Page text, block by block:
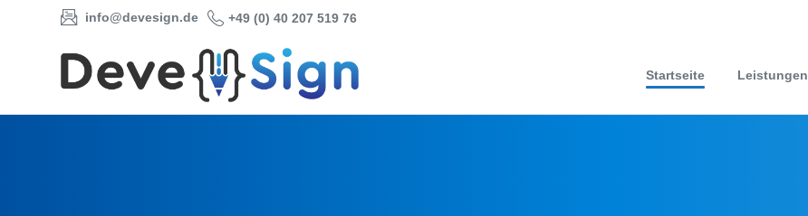
info@devesign.de +49 (0) 40 207 519 76
Startseite Leistungen